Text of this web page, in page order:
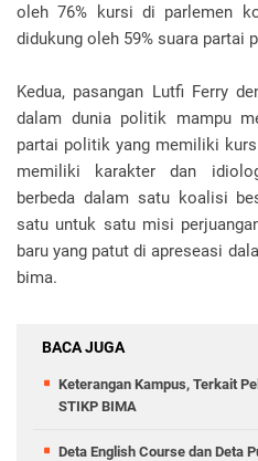
oleh 76% kursi di parlemen
didukung oleh 59% suara partai
Kedua, pasangan Lutfi Ferry
dalam dunia politik mampu
partai politik yang memiliki
memiliki karakter dan
berbeda dalam satu koalisi
satu untuk satu misi
baru yang patut di apreseasi
bima.
BACA JUGA
Keterangan Kampus, Terkait
STIKP BIMA
Deta English Course dan Deta